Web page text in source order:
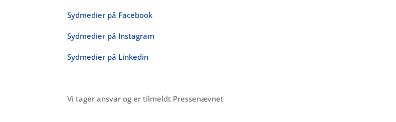
Sydmedier på Facebook
Sydmedier på Instagram
Sydmedier på Linkedin
Vi tager ansvar og er tilmeldt Pressenævnet